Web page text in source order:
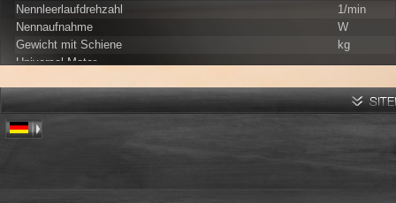
Nennleerlaufdrehzahl
1/min
Nennaufnahme
W
Gewicht mit Schiene
kg
Universal-Motor